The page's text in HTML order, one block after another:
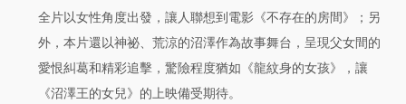
全片以女性角度出發，讓人聯想到電影《不存在的房間》；另
外，本片還以神祕、荒涼的沼澤作為故事舞台，呈現父女間的
愛恨糾葛和精彩追擊，驚險程度猶如《龍紋身的女孩》，讓
《沼澤王的女兒》的上映備受期待。